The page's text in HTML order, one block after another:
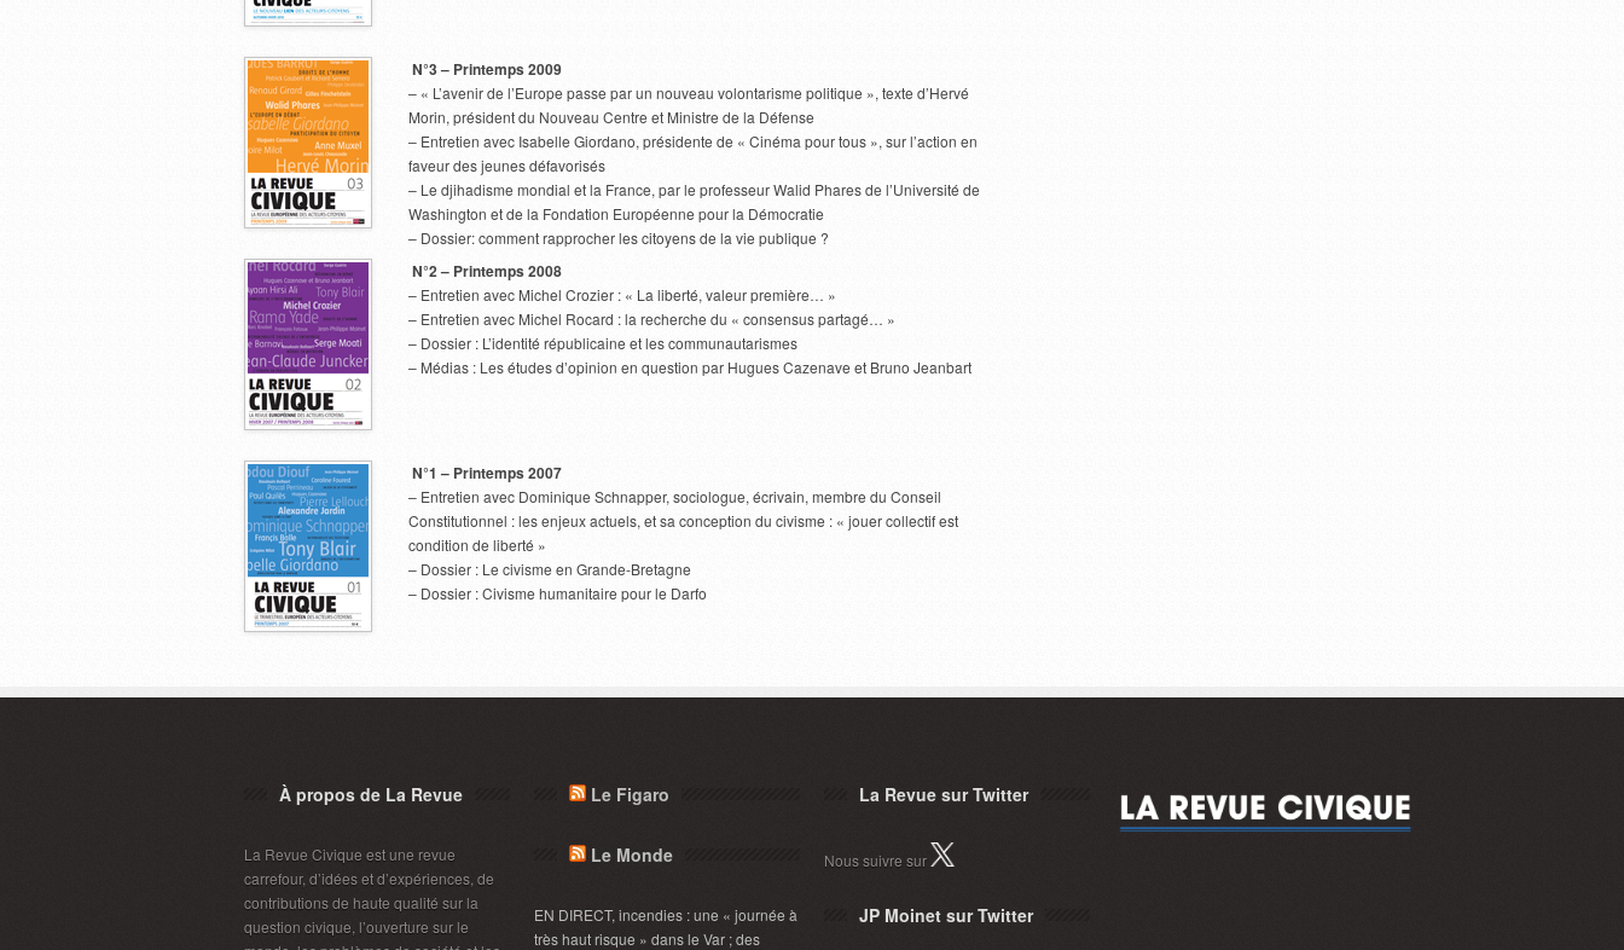
N°3 – Printemps 2009
– « L’avenir de l’Europe passe par un nouveau volontarisme politique », texte d’Hervé
Morin, président du Nouveau Centre et Ministre de la Défense
– Entretien avec Isabelle Giordano, présidente de « Cinéma pour tous », sur l’action en
faveur des jeunes défavorisés
– Le djihadisme mondial et la France, par le professeur Walid Phares de l’Université de
Washington et de la Fondation Européenne pour la Démocratie
– Dossier: comment rapprocher les citoyens de la vie publique ?
N°2 – Printemps 2008
– Entretien avec Michel Crozier : « La liberté, valeur première… »
– Entretien avec Michel Rocard : la recherche du « consensus partagé… »
– Dossier : L’identité républicaine et les communautarismes
– Médias : Les études d’opinion en question par Hugues Cazenave et Bruno Jeanbart
N°1 – Printemps 2007
– Entretien avec Dominique Schnapper, sociologue, écrivain, membre du Conseil
Constitutionnel : les enjeux actuels, et sa conception du civisme : « jouer collectif est
condition de liberté »
– Dossier : Le civisme en Grande-Bretagne
– Dossier : Civisme humanitaire pour le Darfo
À propos de La Revue
La Revue Civique est une revue
carrefour, d’idées et d’expériences, de
contributions de haute qualité sur la
question civique, l’ouverture sur le
Le Figaro
Le Monde
EN DIRECT, incendies : une « journée à
très haut risque » dans le Var ; des
La Revue sur Twitter
Nous suivre sur
JP Moinet sur Twitter